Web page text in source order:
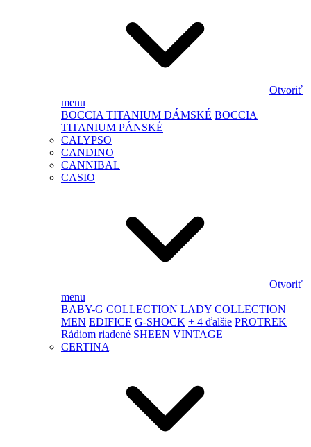
Otvoriť
menu
BOCCIA TITANIUM DÁMSKÉ BOCCIA
TITANIUM PÁNSKÉ
CALYPSO
CANDINO
CANNIBAL
CASIO
Otvoriť
menu
BABY-G COLLECTION LADY COLLECTION
MEN EDIFICE G-SHOCK + 4 ďalšie PROTREK
Rádiom riadené SHEEN VINTAGE
CERTINA